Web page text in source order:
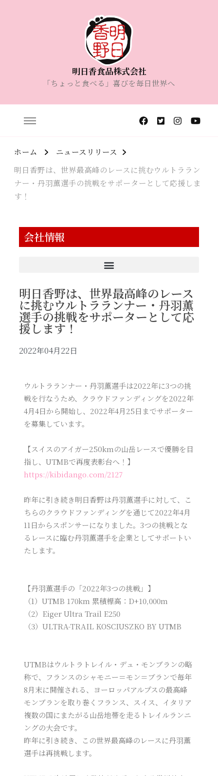
明日香食品株式会社
「ちょっと食べる」喜びを毎日世界へ
ホーム
ニュースリリース
明日香野は、世界最高峰のレースに挑むウルトララン
ナー・丹羽薫選手の挑戦をサポーターとして応援しま
す！
会社情報
明日香野は、世界最高峰のレース
に挑むウルトラランナー・丹羽薫
選手の挑戦をサポーターとして応
援します！
2022年04月22日
ウルトラランナー・丹羽薫選手は2022年に3つの挑
戦を行なうため、クラウドファンディングを2022年
4月4日から開始し、2022年4月25日までサポーター
を募集しています。
【スイスのアイガー250kmの山岳レースで優勝を目
指し、UTMBで再度表彰台へ！】
https://kibidango.com/2127
昨年に引き続き明日香野は丹羽薫選手に対して、こ
ちらのクラウドファンディングを通じて2022年4月
11日からスポンサーになりました。3つの挑戦とな
るレースに臨む丹羽薫選手を企業としてサポートい
たします。
【丹羽薫選手の「2022年3つの挑戦」】
（1）UTMB 170km 累積標高：D+10,000m
（2）Eiger Ultra Trail E250
（3）ULTRA-TRAIL KOSCIUSZKO BY UTMB
UTMBはウルトラトレイル・デュ・モンブランの略
称で、フランスのシャモニー＝モン＝ブランで毎年
8月末に開催される、ヨーロッパアルプスの最高峰
モンブランを取り巻くフランス、スイス、イタリア
複数の国にまたがる山岳地帯を走るトレイルランニ
ングの大会です。
昨年に引き続き、この世界最高峰のレースに丹羽薫
選手は再挑戦します。